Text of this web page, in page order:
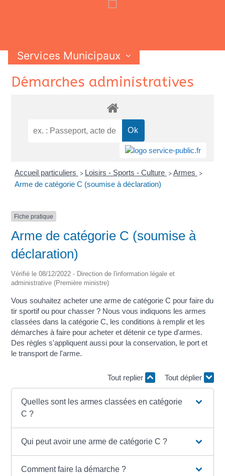
Services Municipaux
Vie Municipale
Vie Pratique
Contactez-nous
SkipDémarches administratives
Accueil particuliers > Loisirs - Sports - Culture > Armes >
Arme de catégorie C (soumise à déclaration)
Fiche pratique
Arme de catégorie C (soumise à
déclaration)
Vérifié le 08/12/2022 - Direction de l'information légale et
administrative (Première ministre)
Vous souhaitez acheter une arme de catégorie C pour faire du
tir sportif ou pour chasser ? Nous vous indiquons les armes
classées dans la catégorie C, les conditions à remplir et les
démarches à faire pour acheter et détenir ce type d'armes.
Des règles s'appliquent aussi pour la conservation, le port et
le transport de l'arme.
Tout replier Tout déplier
Quelles sont les armes classées en catégorie
C ?
Qui peut avoir une arme de catégorie C ?
Comment faire la démarche ?